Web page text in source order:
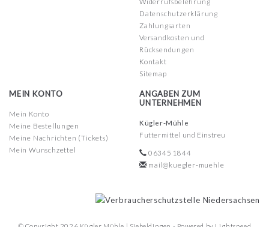
Widerrufsbelehrung
Datenschutzerklärung
Zahlungsarten
Versandkosten und
Rücksendungen
Kontakt
Sitemap
MEIN KONTO
Mein Konto
Meine Bestellungen
Meine Nachrichten (Tickets)
Mein Wunschzettel
ANGABEN ZUM
UNTERNEHMEN
Kügler-Mühle
Futtermittel und Einstreu
06345 1844
mail@kuegler-muehle